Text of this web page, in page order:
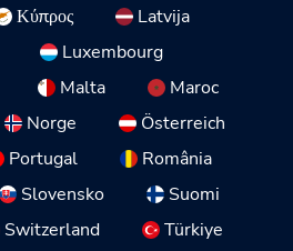
Κύπρος
Latvija
Luxembourg
Malta
Maroc
Norge
Österreich
Portugal
România
Slovensko
Suomi
Switzerland Türkiye